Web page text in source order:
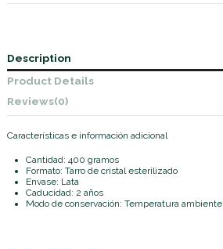
Description
Product Details
Reviews(0)
Características e información adicional
Cantidad: 400 gramos
Formato: Tarro de cristal esterilizado
Envase: Lata
Caducidad: 2 años
Modo de conservación: Temperatura ambiente